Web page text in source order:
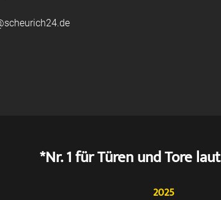
*Nr. 1 für Türen und Tore laut
2025